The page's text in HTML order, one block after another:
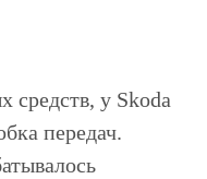
средств, у Skoda
передач.